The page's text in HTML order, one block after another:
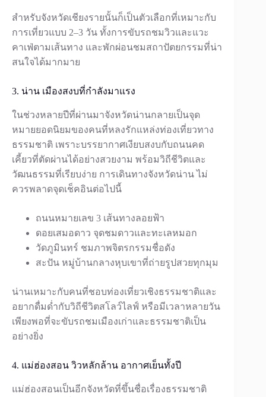
สำหรับจังหวัดเชียงรายนั้นก็เป็นตัวเลือกที่เหมาะกับ
การเที่ยวแบบ 2–3 วัน ทั้งการขับรถชมวิวและแวะ
คาเฟ่ตามเส้นทาง และพักผ่อนชมสถาปัตยกรรมที่น่า
สนใจได้มากมาย
3. น่าน เมืองสงบที่กำลังมาแรง
ในช่วงหลายปีที่ผ่านมาจังหวัดน่านกลายเป็นจุด
หมายยอดนิยมของคนที่หลงรักแหล่งท่องเที่ยวทาง
ธรรมชาติ เพราะบรรยากาศเงียบสงบกับถนนคด
เคี้ยวที่ตัดผ่านได้อย่างสวยงาม พร้อมวิถีชีวิตและ
วัฒนธรรมที่เรียบง่าย การเดินทางจังหวัดน่าน ไม่
ควรพลาดจุดเช็คอินต่อไปนี้
ถนนหมายเลข 3 เส้นทางลอยฟ้า
ดอยเสมอดาว จุดชมดาวและทะเลหมอก
วัดภูมินทร์ ชมภาพจิตรกรรมชื่อดัง
สะปัน หมู่บ้านกลางหุบเขาที่ถ่ายรูปสวยทุกมุม
น่านเหมาะกับคนที่ชอบท่องเที่ยวเชิงธรรมชาติและ
อยากดื่มด่ำกับวิถีชีวิตสโลว์ไลฟ์ หรือมีเวลาหลายวัน
เพียงพอที่จะขับรถชมเมืองเก่าและธรรมชาติเป็น
อย่างยิ่ง
4. แม่ฮ่องสอน วิวหลักล้าน อากาศเย็นทั้งปี
แม่ฮ่องสอนเป็นอีกจังหวัดที่ขึ้นชื่อเรื่องธรรมชาติ